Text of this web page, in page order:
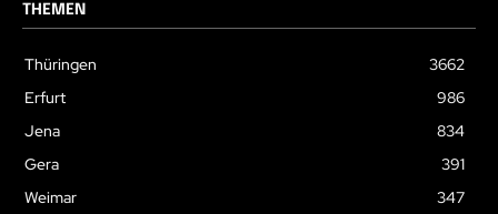
THEMEN
Thüringen
3662
Erfurt
986
Jena
834
Gera
391
Weimar
347